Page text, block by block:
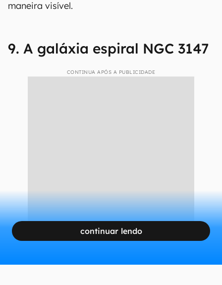
maneira visível.
9. A galáxia espiral NGC 3147
CONTINUA APÓS A PUBLICIDADE
continuar lendo